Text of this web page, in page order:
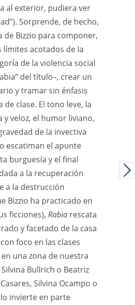
al exterior, pudiera ver
Sorprende, de hecho,
de Bizzio para componer,
límites acotados de la
de la violencia social
del título–, crear un
y tramar sin énfasis
de clase. El tono leve, la
y veloz, el humor liviano,
de la invectiva
escatiman el apunte
burguesía y el final
a la recuperación
a la destrucción
Bizzio ha practicado en
ficciones), Rabia rescata
y facetado de la casa
foco en las clases
una zona de nuestra
Bullrich o Beatriz
Silvina Ocampo o
lo invierte en parte